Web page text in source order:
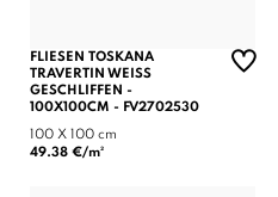
FLIESEN TOSKANA
TRAVERTIN WEISS G
ESCHLIFFEN - 1
00X100CM - FV2702530
100 X 100 cm
49.38 €/m²